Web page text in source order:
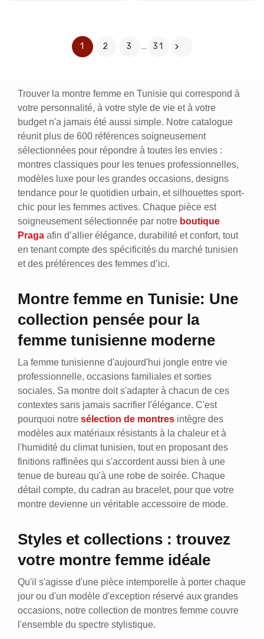
1 2 3 … 31 
Trouver la montre femme en Tunisie qui correspond à
votre personnalité, à votre style de vie et à votre
budget n'a jamais été aussi simple. Notre catalogue
réunit plus de 600 références soigneusement
sélectionnées pour répondre à toutes les envies :
montres classiques pour les tenues professionnelles,
modèles luxe pour les grandes occasions, designs
tendance pour le quotidien urbain, et silhouettes sport-
chic pour les femmes actives. Chaque pièce est
soigneusement sélectionnée par notre boutique
Praga afin d’allier élégance, durabilité et confort, tout
en tenant compte des spécificités du marché tunisien
et des préférences des femmes d’ici.
Montre femme en Tunisie: Une
collection pensée pour la
femme tunisienne moderne
La femme tunisienne d'aujourd'hui jongle entre vie
professionnelle, occasions familiales et sorties
sociales. Sa montre doit s'adapter à chacun de ces
contextes sans jamais sacrifier l'élégance. C'est
pourquoi notre sélection de montres intègre des
modèles aux matériaux résistants à la chaleur et à
l'humidité du climat tunisien, tout en proposant des
finitions raffinées qui s'accordent aussi bien à une
tenue de bureau qu'à une robe de soirée. Chaque
détail compte, du cadran au bracelet, pour que votre
montre devienne un véritable accessoire de mode.
Styles et collections : trouvez
votre montre femme idéale
Qu'il s'agisse d'une pièce intemporelle à porter chaque
jour ou d'un modèle d'exception réservé aux grandes
occasions, notre collection de montres femme couvre
l'ensemble du spectre stylistique.